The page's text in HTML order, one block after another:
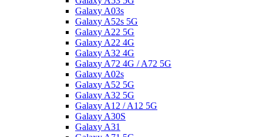
Galaxy A03s
Galaxy A52s 5G
Galaxy A22 5G
Galaxy A22 4G
Galaxy A32 4G
Galaxy A72 4G / A72 5G
Galaxy A02s
Galaxy A52 5G
Galaxy A32 5G
Galaxy A12 / A12 5G
Galaxy A30S
Galaxy A31